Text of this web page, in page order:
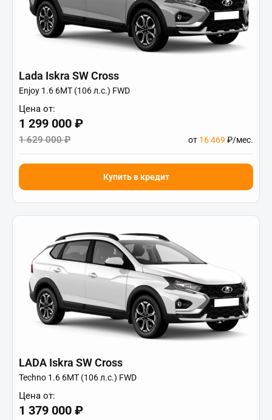
Lada Iskra SW Cross
Enjoy 1.6 6МТ (106 л.с.) FWD
Цена от:
1 299 000 ₽
1 629 000 ₽ от 16 469 ₽/мес.
Купить в кредит
LADA Iskra SW Cross
Techno 1.6 6МТ (106 л.с.) FWD
Цена от:
1 379 000 ₽